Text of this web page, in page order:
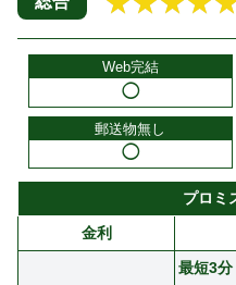
Web完結
◯
郵送物無し
◯
プロミ
金利
最短3分